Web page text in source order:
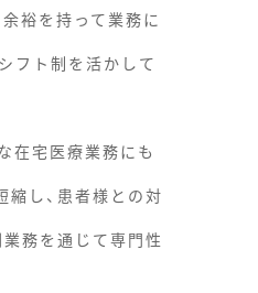
裕を持って業務に
フト制を活かして
在宅医療業務にも
し、患者様との対
務を通じて専門性